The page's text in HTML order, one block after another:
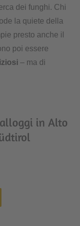
dei funghi. Chi
la quiete della
presto anche il
poi essere
– ma di
in Alto